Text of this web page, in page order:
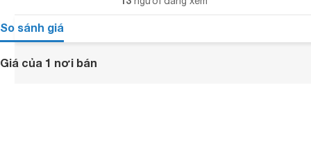
So sánh giá
Giá của 1 nơi bán